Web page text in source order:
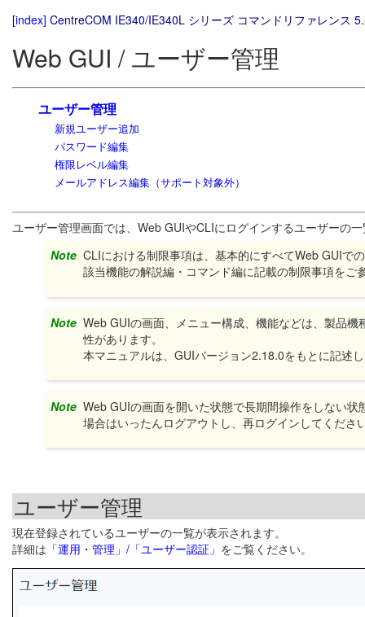
[index] CentreCOM IE340/IE340L シリーズ コマンドリファレンス
Web GUI / ユーザー管理
ユーザー管理
新規ユーザー追加
パスワード編集
権限レベル編集
メールアドレス編集（サポート対象外）
ユーザー管理画面では、Web GUIやCLIにログインするユーザーの
Note CLIにおける制限事項は、基本的にすべてWeb GUIで
該当機能の解説編・コマンド編に記載の制限事項を
Note Web GUIの画面、メニュー構成、機能などは、製品
性があります。
本マニュアルは、GUIバージョン2.18.0をもとに記述
Note Web GUIの画面を開いた状態で長期間操作をしない
場合はいったんログアウトし、再ログインしてくださ
ユーザー管理
現在登録されているユーザーの一覧が表示されます。
詳細は 「運用・管理」/「ユーザー認証」 をご覧ください。